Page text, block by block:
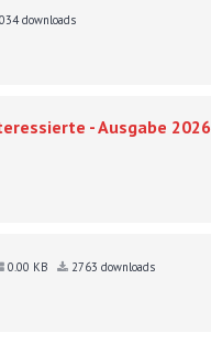
downloads
- Ausgabe 2026
0.00 KB 2763 downloads